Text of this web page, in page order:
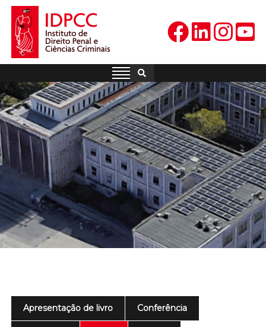
Skip
content
IDPCC
Instituto de Direito Penal e
Apresentação de livro Conferência